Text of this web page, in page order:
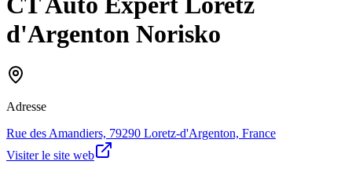
d'Argenton Norisko
Adresse
Rue des Amandiers, 79290 Loretz-d'Argenton, France
Visiter le site web